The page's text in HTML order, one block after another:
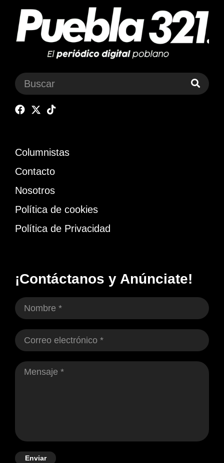
Columnistas
Contacto
Nosotros
Política de cookies
Política de Privacidad
¡Contáctanos y Anúnciate!
Enviar